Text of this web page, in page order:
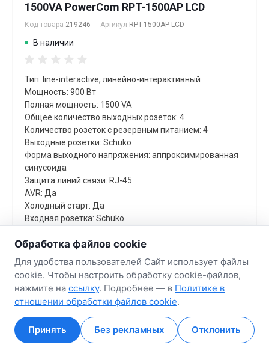
Главная Кабинет Избранные Сравнение
Главная Кабинет Избранные Сравнение
1500VA PowerCom RPT-1500AP LCD
Код товара 219246 Артикул RPT-1500AP LCD
В наличии
Тип: line-interactive, линейно-интерактивный
Мощность: 900 Вт
Полная мощность: 1500 VA
Общее количество выходных розеток: 4
Количество розеток с резервным питанием: 4
Выходные розетки: Schuko
Форма выходного напряжения: аппроксимированная
синусоида
Защита линий связи: RJ-45
AVR: Да
Холодный старт: Да
Входная розетка: Schuko
ГАРАНТИЙНЫЙ СРОК
24 мес.
Цена зашт
642.68 руб.
Самовывоз : до 5 дней
Обработка файлов cookie
Для удобства пользователей Сайт использует файлы
cookie. Чтобы настроить обработку cookie-файлов,
нажмите на ссылку. Подробнее — в Политике в
отношении обработки файлов cookie.
Принять Без рекламных Отклонить